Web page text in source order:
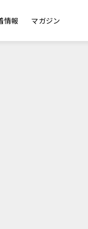
情報 マガジン